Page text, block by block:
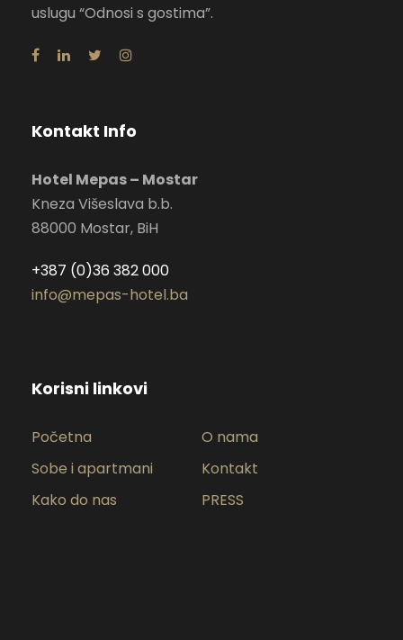
uslugu “Odnosi s gostima”.
Kontakt Info
Hotel Mepas – Mostar
Kneza Višeslava b.b.
88000 Mostar, BiH
+387 (0)36 382 000
info@mepas-hotel.ba
Korisni linkovi
Početna
O nama
Sobe i apartmani
Kontakt
Kako do nas
PRESS